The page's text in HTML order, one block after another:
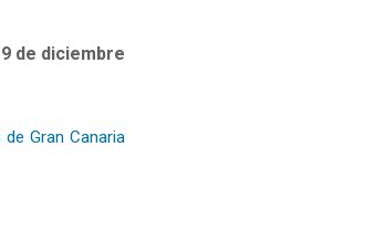
de diciembre
Gran Canaria